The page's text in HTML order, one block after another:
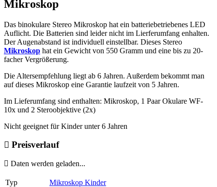
Mikroskop
Das binokulare Stereo Mikroskop hat ein batteriebetriebenes LED
Auflicht. Die Batterien sind leider nicht im Lierferumfang enhalten.
Der Augenabstand ist individuell einstellbar. Dieses Stereo
Mikroskop hat ein Gewicht von 550 Gramm und eine bis zu 20-
facher Vergrößerung.
Die Altersempfehlung liegt ab 6 Jahren. Außerdem bekommt man
auf dieses Mikroskop eine Garantie laufzeit von 5 Jahren.
Im Lieferumfang sind enthalten: Mikroskop, 1 Paar Okulare WF-
10x und 2 Steroobjektive (2x)
Nicht geeignet für Kinder unter 6 Jahren
Preisverlauf
Daten werden geladen...
Typ
Mikroskop Kinder